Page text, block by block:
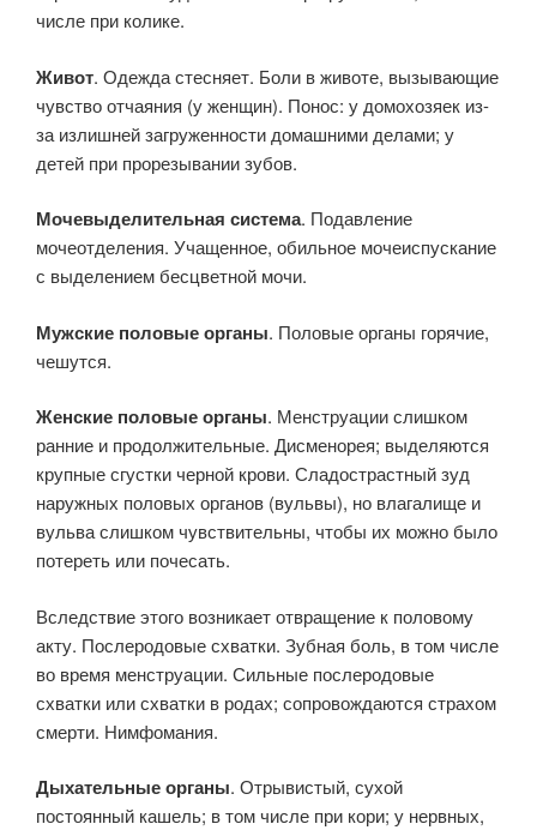
числе при колике.
Живот. Одежда стесняет. Боли в животе, вызывающие
чувство отчаяния (у женщин). Понос: у домохозяек из-
за излишней загруженности домашними делами; у
детей при прорезывании зубов.
Мочевыделительная система. Подавление
мочеотделения. Учащенное, обильное мочеиспускание
с выделением бесцветной мочи.
Мужские половые органы. Половые органы горячие,
чешутся.
Женские половые органы. Менструации слишком
ранние и продолжительные. Дисменорея; выделяются
крупные сгустки черной крови. Сладострастный зуд
наружных половых органов (вульвы), но влагалище и
вульва слишком чувствительны, чтобы их можно было
потереть или почесать.
Вследствие этого возникает отвращение к половому
акту. Послеродовые схватки. Зубная боль, в том числе
во время менструации. Сильные послеродовые
схватки или схватки в родах; сопровождаются страхом
смерти. Нимфомания.
Дыхательные органы. Отрывистый, сухой
постоянный кашель; в том числе при кори; у нервных,